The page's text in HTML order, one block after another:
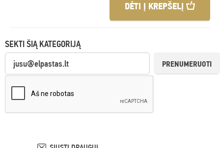
DĖTI Į KREPŠELĮ
SEKTI ŠIĄ KATEGORIJĄ
PRENUMERUOTI